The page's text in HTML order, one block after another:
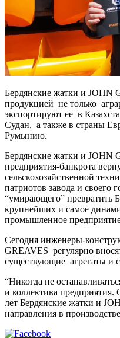
Бердянские жатки и JOHN
продукцией не только
экспортируют ее в
Судан, а также в страны
Румынию.
Бердянские жатки и JOHN
предприятия-банкрота
сельскохозяйственной
патриотов завода и своего
“умирающего” превратить
крупнейших и самое
промышленное
Сегодня инженеры-
GREAVES регулярно
существующие агрегаты и
“Никогда не
и коллектива предприятия.
лет Бердянские жатки и
направления в